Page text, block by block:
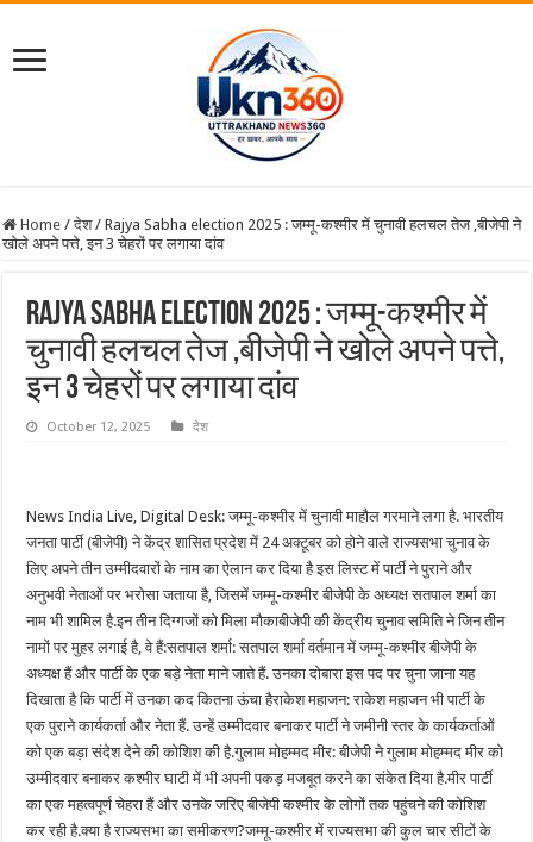
Home / देश / Rajya Sabha election 2025 : जम्मू-कश्मीर में चुनावी हलचल तेज ,बीजेपी ने
खोले अपने पत्ते, इन 3 चेहरों पर लगाया दांव
Rajya Sabha election 2025 : जम्मू-कश्मीर में
चुनावी हलचल तेज ,बीजेपी ने खोले अपने पत्ते,
इन 3 चेहरों पर लगाया दांव
October 12, 2025 देश
News India Live, Digital Desk: जम्मू-कश्मीर में चुनावी माहौल गरमाने लगा है. भारतीय
जनता पार्टी (बीजेपी) ने केंद्र शासित प्रदेश में 24 अक्टूबर को होने वाले राज्यसभा चुनाव के
लिए अपने तीन उम्मीदवारों के नाम का ऐलान कर दिया है इस लिस्ट में पार्टी ने पुराने और
अनुभवी नेताओं पर भरोसा जताया है, जिसमें जम्मू-कश्मीर बीजेपी के अध्यक्ष सतपाल शर्मा का
नाम भी शामिल है.इन तीन दिग्गजों को मिला मौकाबीजेपी की केंद्रीय चुनाव समिति ने जिन तीन
नामों पर मुहर लगाई है, वे हैं:सतपाल शर्मा: सतपाल शर्मा वर्तमान में जम्मू-कश्मीर बीजेपी के
अध्यक्ष हैं और पार्टी के एक बड़े नेता माने जाते हैं. उनका दोबारा इस पद पर चुना जाना यह
दिखाता है कि पार्टी में उनका कद कितना ऊंचा हैराकेश महाजन: राकेश महाजन भी पार्टी के
एक पुराने कार्यकर्ता और नेता हैं. उन्हें उम्मीदवार बनाकर पार्टी ने जमीनी स्तर के कार्यकर्ताओं
को एक बड़ा संदेश देने की कोशिश की है.गुलाम मोहम्मद मीर: बीजेपी ने गुलाम मोहम्मद मीर को
उम्मीदवार बनाकर कश्मीर घाटी में भी अपनी पकड़ मजबूत करने का संकेत दिया है.मीर पार्टी
का एक महत्वपूर्ण चेहरा हैं और उनके जरिए बीजेपी कश्मीर के लोगों तक पहुंचने की कोशिश
कर रही है.क्या है राज्यसभा का समीकरण?जम्मू-कश्मीर में राज्यसभा की कुल चार सीटों के